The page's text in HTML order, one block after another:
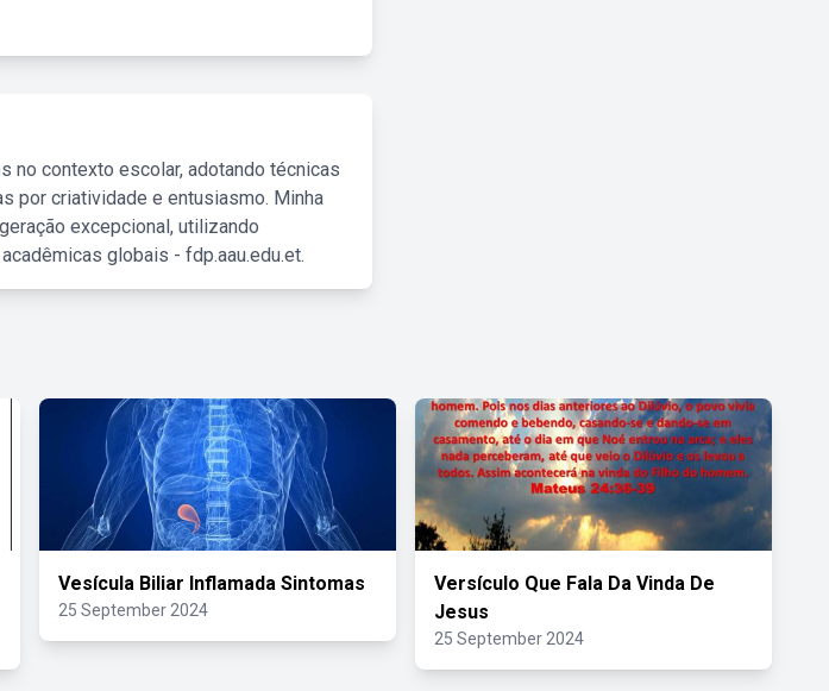
no contexto escolar, adotando técnicas
por criatividade e entusiasmo. Minha
excepcional, utilizando
globais - fdp.aau.edu.et.
Vesícula Biliar Inflamada Sintomas
25 September 2024
Versículo Que Fala Da Vinda De
Jesus
25 September 2024